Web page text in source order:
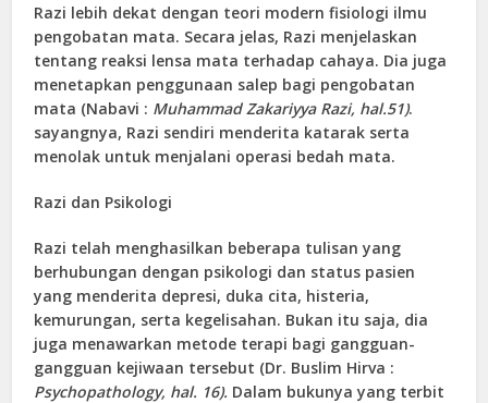
Razi lebih dekat dengan teori modern fisiologi ilmu
pengobatan mata. Secara jelas, Razi menjelaskan
tentang reaksi lensa mata terhadap cahaya. Dia juga
menetapkan penggunaan salep bagi pengobatan
mata (Nabavi : Muhammad Zakariyya Razi, hal.51).
sayangnya, Razi sendiri menderita katarak serta
menolak untuk menjalani operasi bedah mata.
Razi dan Psikologi
Razi telah menghasilkan beberapa tulisan yang
berhubungan dengan psikologi dan status pasien
yang menderita depresi, duka cita, histeria,
kemurungan, serta kegelisahan. Bukan itu saja, dia
juga menawarkan metode terapi bagi gangguan-
gangguan kejiwaan tersebut (Dr. Buslim Hirva :
Psychopathology, hal. 16). Dalam bukunya yang terbit